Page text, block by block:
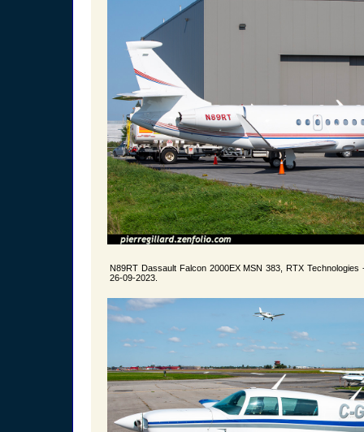
N89RT Dassault Falcon 2000EX MSN 383, RTX
26-09-2023.